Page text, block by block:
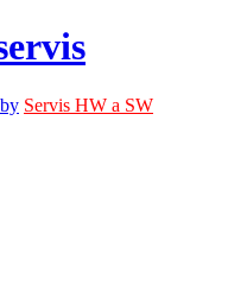
Servis HW a SW